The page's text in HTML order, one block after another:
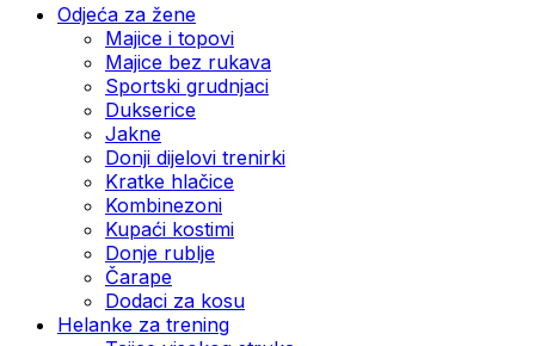
Odjeća za žene
Majice i topovi
Majice bez rukava
Sportski grudnjaci
Dukserice
Jakne
Donji dijelovi trenirki
Kratke hlačice
Kombinezoni
Kupaći kostimi
Donje rublje
Čarape
Dodaci za kosu
Helanke za trening